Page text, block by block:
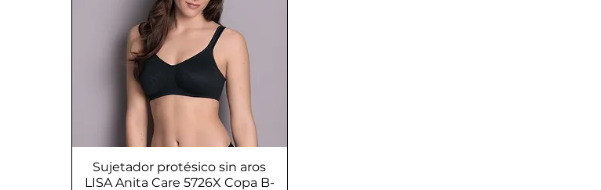
Vista rápida
Sujetador protésico sin aros
LISA Anita Care 5726X Copa B-